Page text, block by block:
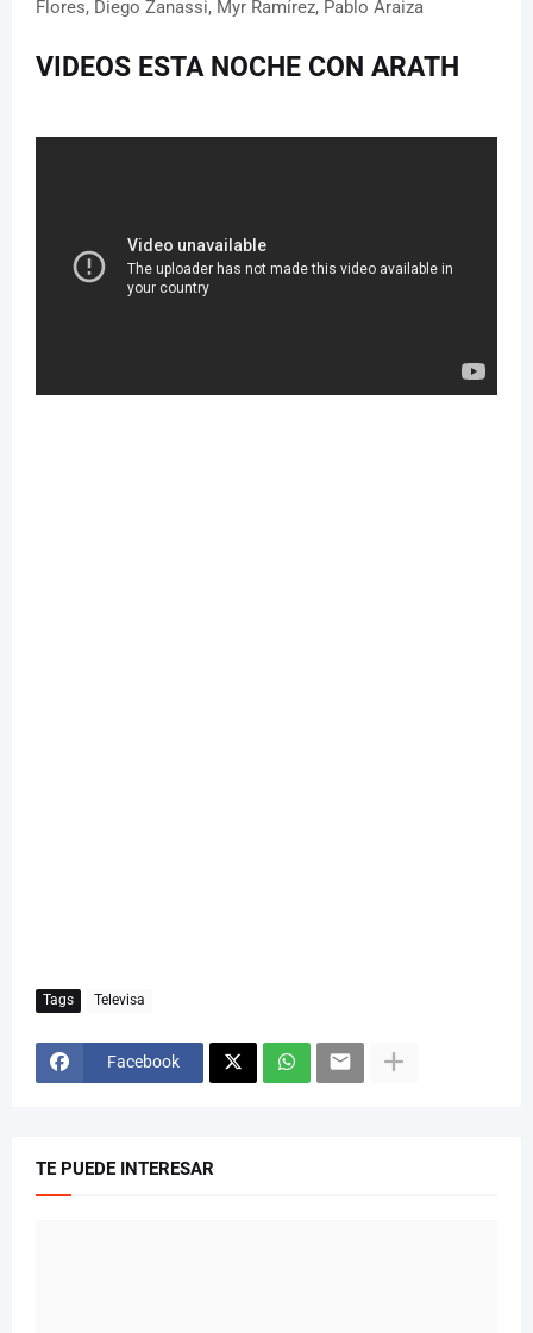
Flores, Diego Zanassi, Myr Ramírez, Pablo Araiza
VIDEOS ESTA NOCHE CON ARATH
Tags Televisa
Facebook
TE PUEDE INTERESAR